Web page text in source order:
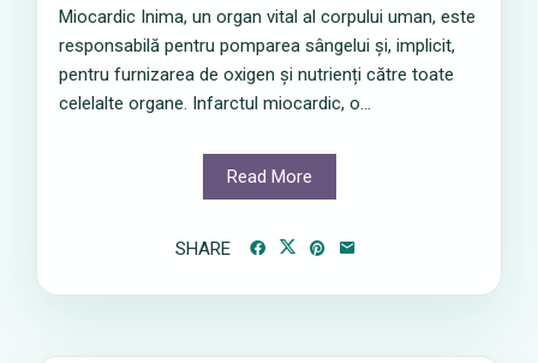
Miocardic Inima, un organ vital al corpului uman, este
responsabilă pentru pomparea sângelui și, implicit,
pentru furnizarea de oxigen și nutrienți către toate
celelalte organe. Infarctul miocardic, o...
Read More
SHARE